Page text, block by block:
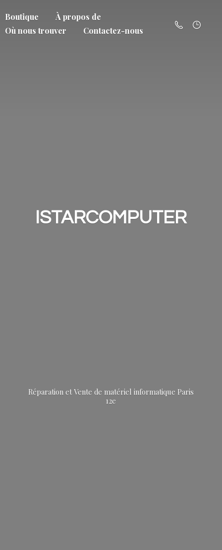
Boutique
À propos de
Où nous trouver
Contactez-nous
ISTARCOMPUTER
Réparation et Vente de matériel informatique Paris
12e